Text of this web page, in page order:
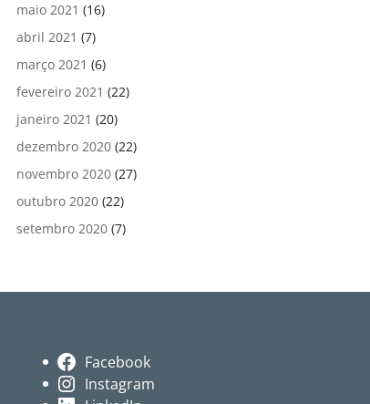
maio 2021 (16)
abril 2021 (7)
março 2021 (6)
fevereiro 2021 (22)
janeiro 2021 (20)
dezembro 2020 (22)
novembro 2020 (27)
outubro 2020 (22)
setembro 2020 (7)
Facebook
Instagram